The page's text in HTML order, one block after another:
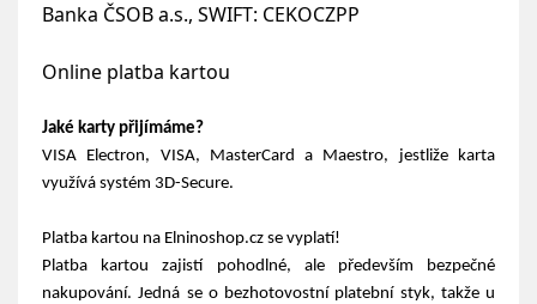
Banka ČSOB a.s., SWIFT: CEKOCZPP
Online platba kartou
Jaké karty přijímáme?
VISA Electron, VISA, MasterCard a Maestro, jestliže karta
využívá systém 3D-Secure.
Platba kartou na Elninoshop.cz se vyplatí!
Platba kartou zajistí pohodlné, ale především bezpečné
nakupování. Jedná se o bezhotovostní platební styk, takže u